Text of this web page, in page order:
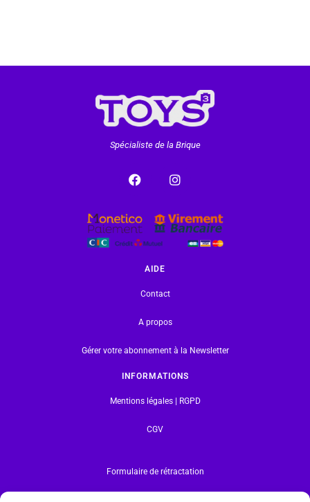
Spécialiste de la Brique
AIDE
Contact
A propos
Gérer votre abonnement à la Newsletter
INFORMATIONS
Mentions légales | RGPD
CGV
Formulaire de rétractation